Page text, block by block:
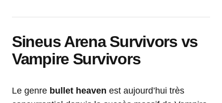
Sineus Arena Survivors vs
Vampire Survivors
Le genre bullet heaven est aujourd’hui très